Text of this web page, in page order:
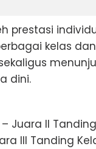
kelas
dini.
Juara II Tanding
III Tanding